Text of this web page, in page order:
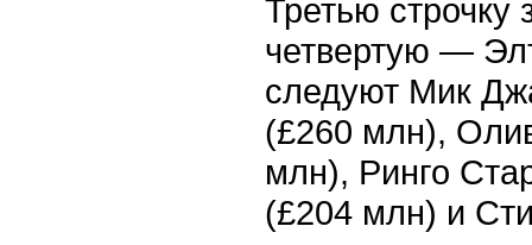
Третью строчку
четвертую —
следуют Мик
(£260 млн),
млн), Ринго
(£204 млн) и